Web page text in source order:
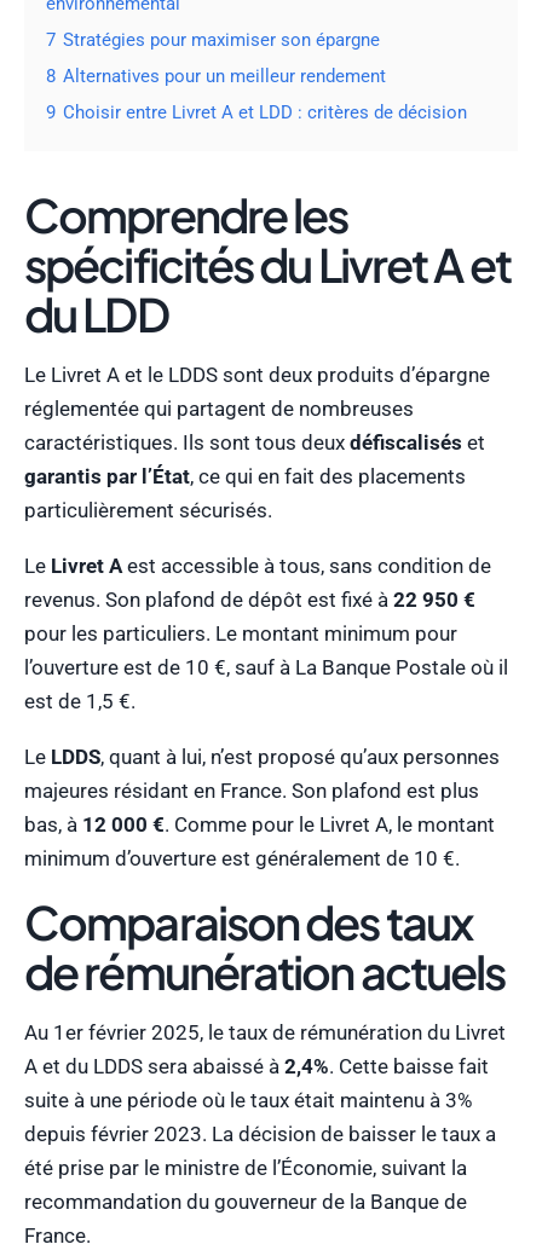
7 Stratégies pour maximiser son épargne
8 Alternatives pour un meilleur rendement
9 Choisir entre Livret A et LDD : critères de décision
Comprendre les
spécificités du Livret A et
du LDD
Le Livret A et le LDDS sont deux produits d’épargne
réglementée qui partagent de nombreuses
caractéristiques. Ils sont tous deux défiscalisés et
garantis par l’État, ce qui en fait des placements
particulièrement sécurisés.
Le Livret Aest accessible à tous, sans condition de
revenus. Son plafond de dépôt est fixé à 22 950 €
pour les particuliers. Le montant minimum pour
l’ouverture est de 10 €, sauf à La Banque Postale où il
est de 1,5 €.
Le LDDS, quant à lui, n’est proposé qu’aux personnes
majeures résidant en France. Son plafond est plus
bas, à 12 000 €. Comme pour le Livret A, le montant
minimum d’ouverture est généralement de 10 €.
Comparaison des taux
de rémunération actuels
Au 1er février 2025, le taux de rémunération du Livret
A et du LDDS sera abaissé à 2,4%. Cette baisse fait
suite à une période où le taux était maintenu à 3%
depuis février 2023. La décision de baisser le taux a
été prise par le ministre de l’Économie, suivant la
recommandation du gouverneur de la Banque de
France.